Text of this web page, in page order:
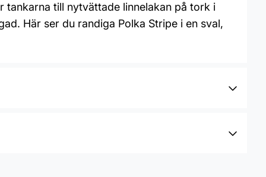
till nytvättade linnelakan på tork i
Här ser du randiga Polka Stripe i en sval,